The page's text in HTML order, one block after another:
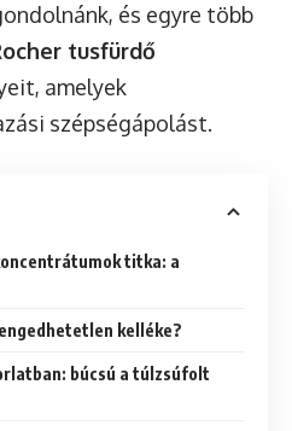
és egyre több
tusfürdő
amelyek
szépségápolást.
titka: a
kelléke?
búcsú a túlzsúfolt